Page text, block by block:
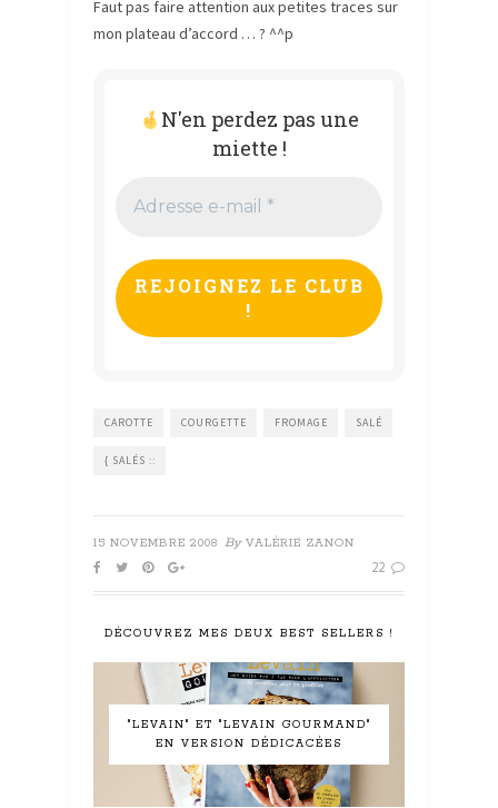
Faut pas faire attention aux petites traces sur
mon plateau d’accord … ? ^^p
N'en perdez pas une
miette !
e-
*
CAROTTE COURGETTE FROMAGE SALÉ
{ SALÉS ::
15 NOVEMBRE 2008 By VALÉRIE ZANON
22
DÉCOUVREZ MES DEUX BEST SELLERS !
"LEVAIN" ET "LEVAIN GOURMAND"
EN VERSION DÉDICACÉES